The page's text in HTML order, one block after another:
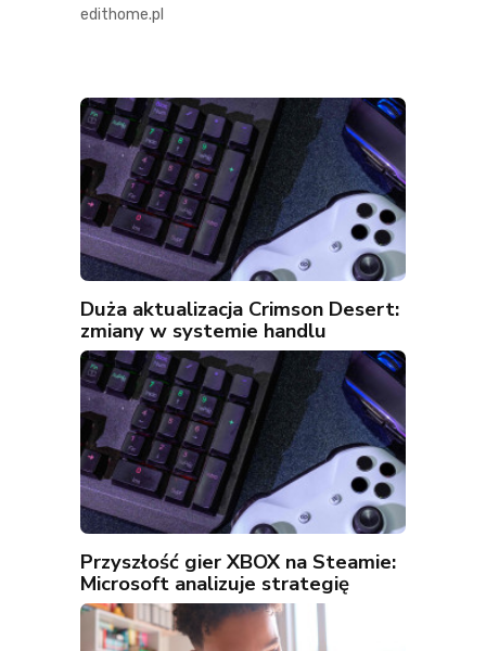
edithome.pl
Duża aktualizacja Crimson Desert:
zmiany w systemie handlu
Przyszłość gier XBOX na Steamie:
Microsoft analizuje strategię